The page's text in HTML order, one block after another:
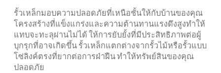
รั้วเหล็กมอบความปลอดภัยที่เหนือชั้นให้กับบ้านของคุณ
โครงสร้างที่แข็งแกร่งและความต้านทานแรงดึงสูงทำให้
แทบจะทะลุผ่านไม่ได้ ให้การยับยั้งที่มีประสิทธิภาพต่อผู้
บุกรุกที่อาจเกิดขึ้น รั้วเหล็กแตกต่างจากรั้วไม้หรือรั้วแบบ
โซ่ลิงค์ตรงที่ยากต่อการฝ่าฝืน ทำให้ทรัพย์สินของคุณ
ปลอดภัย